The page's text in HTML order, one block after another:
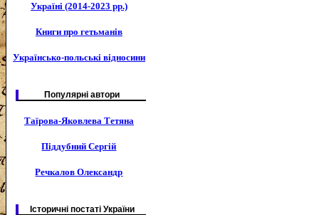
Україні (2014-2023 рр.)
Книги про гетьманів
Українсько-польські відносини
Популярні автори
Таїрова-Яковлева Тетяна
Піддубний Сергій
Речкалов Олександр
Історичні постаті України